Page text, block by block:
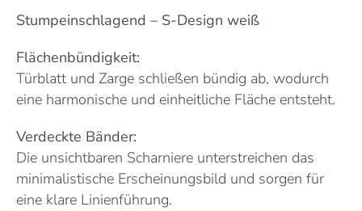
Stumpeinschlagend – S-Design weiß
Flächenbündigkeit:
Türblatt und Zarge schließen bündig ab, wodurch
eine harmonische und einheitliche Fläche entsteht.
Verdeckte Bänder:
Die unsichtbaren Scharniere unterstreichen das
minimalistische Erscheinungsbild und sorgen für
eine klare Linienführung.